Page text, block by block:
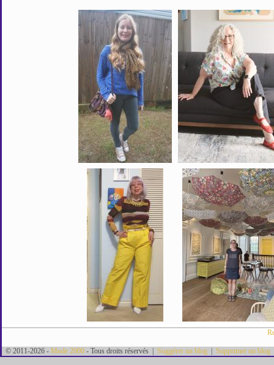
© 2011-2026 - Mode 2000 - Tous droits réservés | Suggérer un blog Supprimer un blog